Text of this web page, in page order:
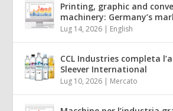
Printing, graphic and
machinery: Germany’s
Lug 14, 2026 English
CCL Industries completa
Sleever International
Lug 10, 2026 Mercato